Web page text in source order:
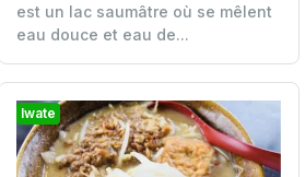
est un lac saumâtre où se mêlent
eau douce et eau de...
Iwate